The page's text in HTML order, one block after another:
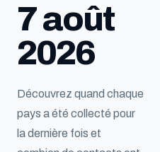
7 août
2026
Découvrez quand chaque
pays a été collecté pour
la dernière fois et